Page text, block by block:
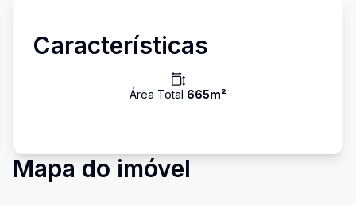
Características
Área Total 665m²
Mapa do imóvel